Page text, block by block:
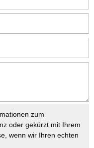
zum
oder gekürzt mit Ihrem
wenn wir Ihren echten